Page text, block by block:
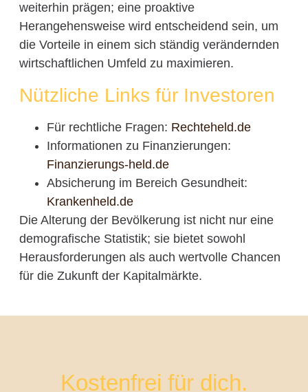
weiterhin prägen; eine proaktive
Herangehensweise wird entscheidend sein, um
die Vorteile in einem sich ständig verändernden
wirtschaftlichen Umfeld zu maximieren.
Nützliche Links für Investoren
Für rechtliche Fragen: Rechteheld.de
Informationen zu Finanzierungen:
Finanzierungs-held.de
Absicherung im Bereich Gesundheit:
Krankenheld.de
Die Alterung der Bevölkerung ist nicht nur eine
demografische Statistik; sie bietet sowohl
Herausforderungen als auch wertvolle Chancen
für die Zukunft der Kapitalmärkte.
Kostenfrei für dich.